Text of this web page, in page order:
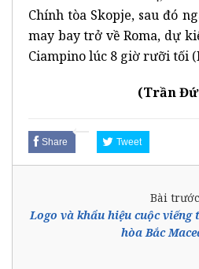
Chính tòa Skopje, sau đó
may bay trở về Roma, dự
Ciampino lúc 8 giờ rưỡi tối
(Trần
Share Tweet
Bài
Logo và khẩu hiệu cuộc viếng
hòa Bắc